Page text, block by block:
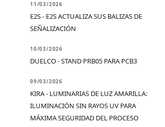
11/03/2026
E2S - E2S ACTUALIZA SUS BALIZAS DE
SEÑALIZACIÓN
10/03/2026
DUELCO - STAND PRB05 PARA PCB3
09/03/2026
KIRA - LUMINARIAS DE LUZ AMARILLA:
ILUMINACIÓN SIN RAYOS UV PARA
MÁXIMA SEGURIDAD DEL PROCESO